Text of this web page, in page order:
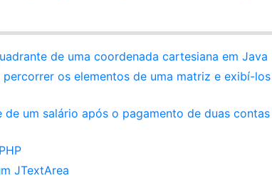
de uma coordenada cartesiana em Java
os elementos de uma matriz e exibí-los
um salário após o pagamento de duas contas
JTextArea